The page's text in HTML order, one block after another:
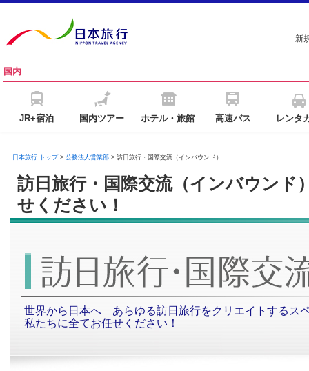
新
国内
JR+宿泊 国内ツアー ホテル・旅館 高速バス レンタ
日本旅行 トップ> 公務法人営業部> 訪日旅行・国際交流（インバウンド）
訪日旅行・国際交流（インバウンド
せください！
世界から日本へ あらゆる訪日旅行をクリエイトするス
私たちに全てお任せください！